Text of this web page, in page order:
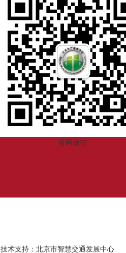
官网微信
技术支持：北京市智慧交通发展中心